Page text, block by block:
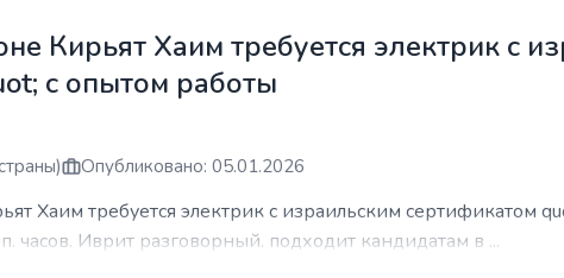
Кирьят Хаим требуется электрик с
с опытом работы
Опубликовано: 05.01.2026
Хаим требуется электрик с израильским сертификатом
часов. Иврит разговорный. подходит кандидатам в ...